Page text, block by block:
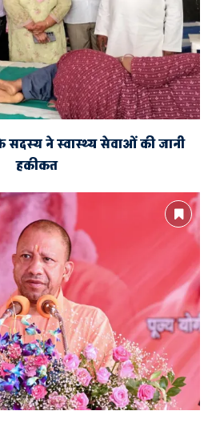
के सदस्य ने स्वास्थ्य सेवाओं की जानी
हकीकत